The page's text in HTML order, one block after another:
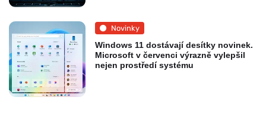
Novinky
Windows 11 dostávají desítky novinek.
Microsoft v červenci výrazně vylepšil
nejen prostředí systému